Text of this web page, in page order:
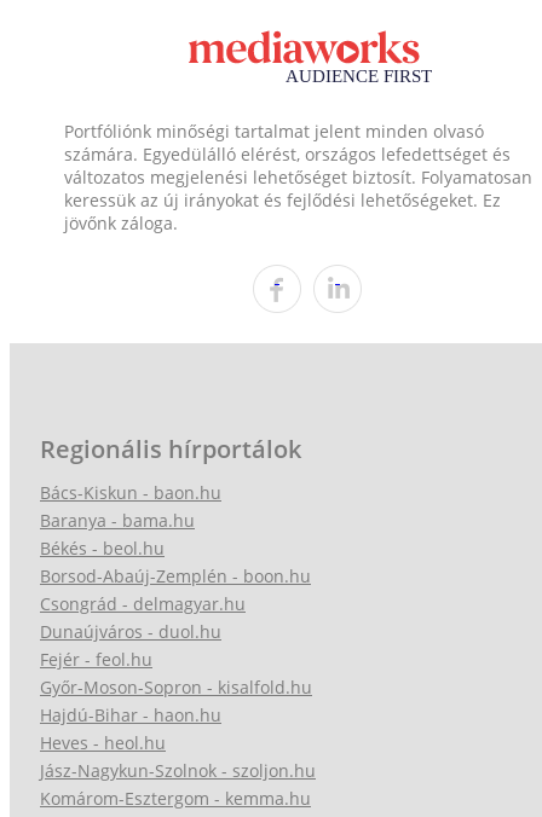
Portfóliónk minőségi tartalmat jelent minden olvasó
számára. Egyedülálló elérést, országos lefedettséget és
változatos megjelenési lehetőséget biztosít. Folyamatosan
keressük az új irányokat és fejlődési lehetőségeket. Ez
jövőnk záloga.
Regionális hírportálok
Bács-Kiskun - baon.hu
Baranya - bama.hu
Békés - beol.hu
Borsod-Abaúj-Zemplén - boon.hu
Csongrád - delmagyar.hu
Dunaújváros - duol.hu
Fejér - feol.hu
Győr-Moson-Sopron - kisalfold.hu
Hajdú-Bihar - haon.hu
Heves - heol.hu
Jász-Nagykun-Szolnok - szoljon.hu
Komárom-Esztergom - kemma.hu